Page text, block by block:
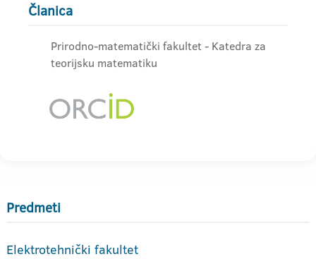
Članica
Prirodno-matematički fakultet - Katedra za
teorijsku matematiku
Predmeti
Elektrotehnički fakultet